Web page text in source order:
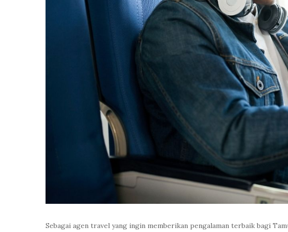
Sebagai agen travel yang ingin memberikan pengalaman terbaik bagi